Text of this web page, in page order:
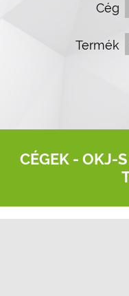
Cég
Termék
CÉGEK - OKJ-